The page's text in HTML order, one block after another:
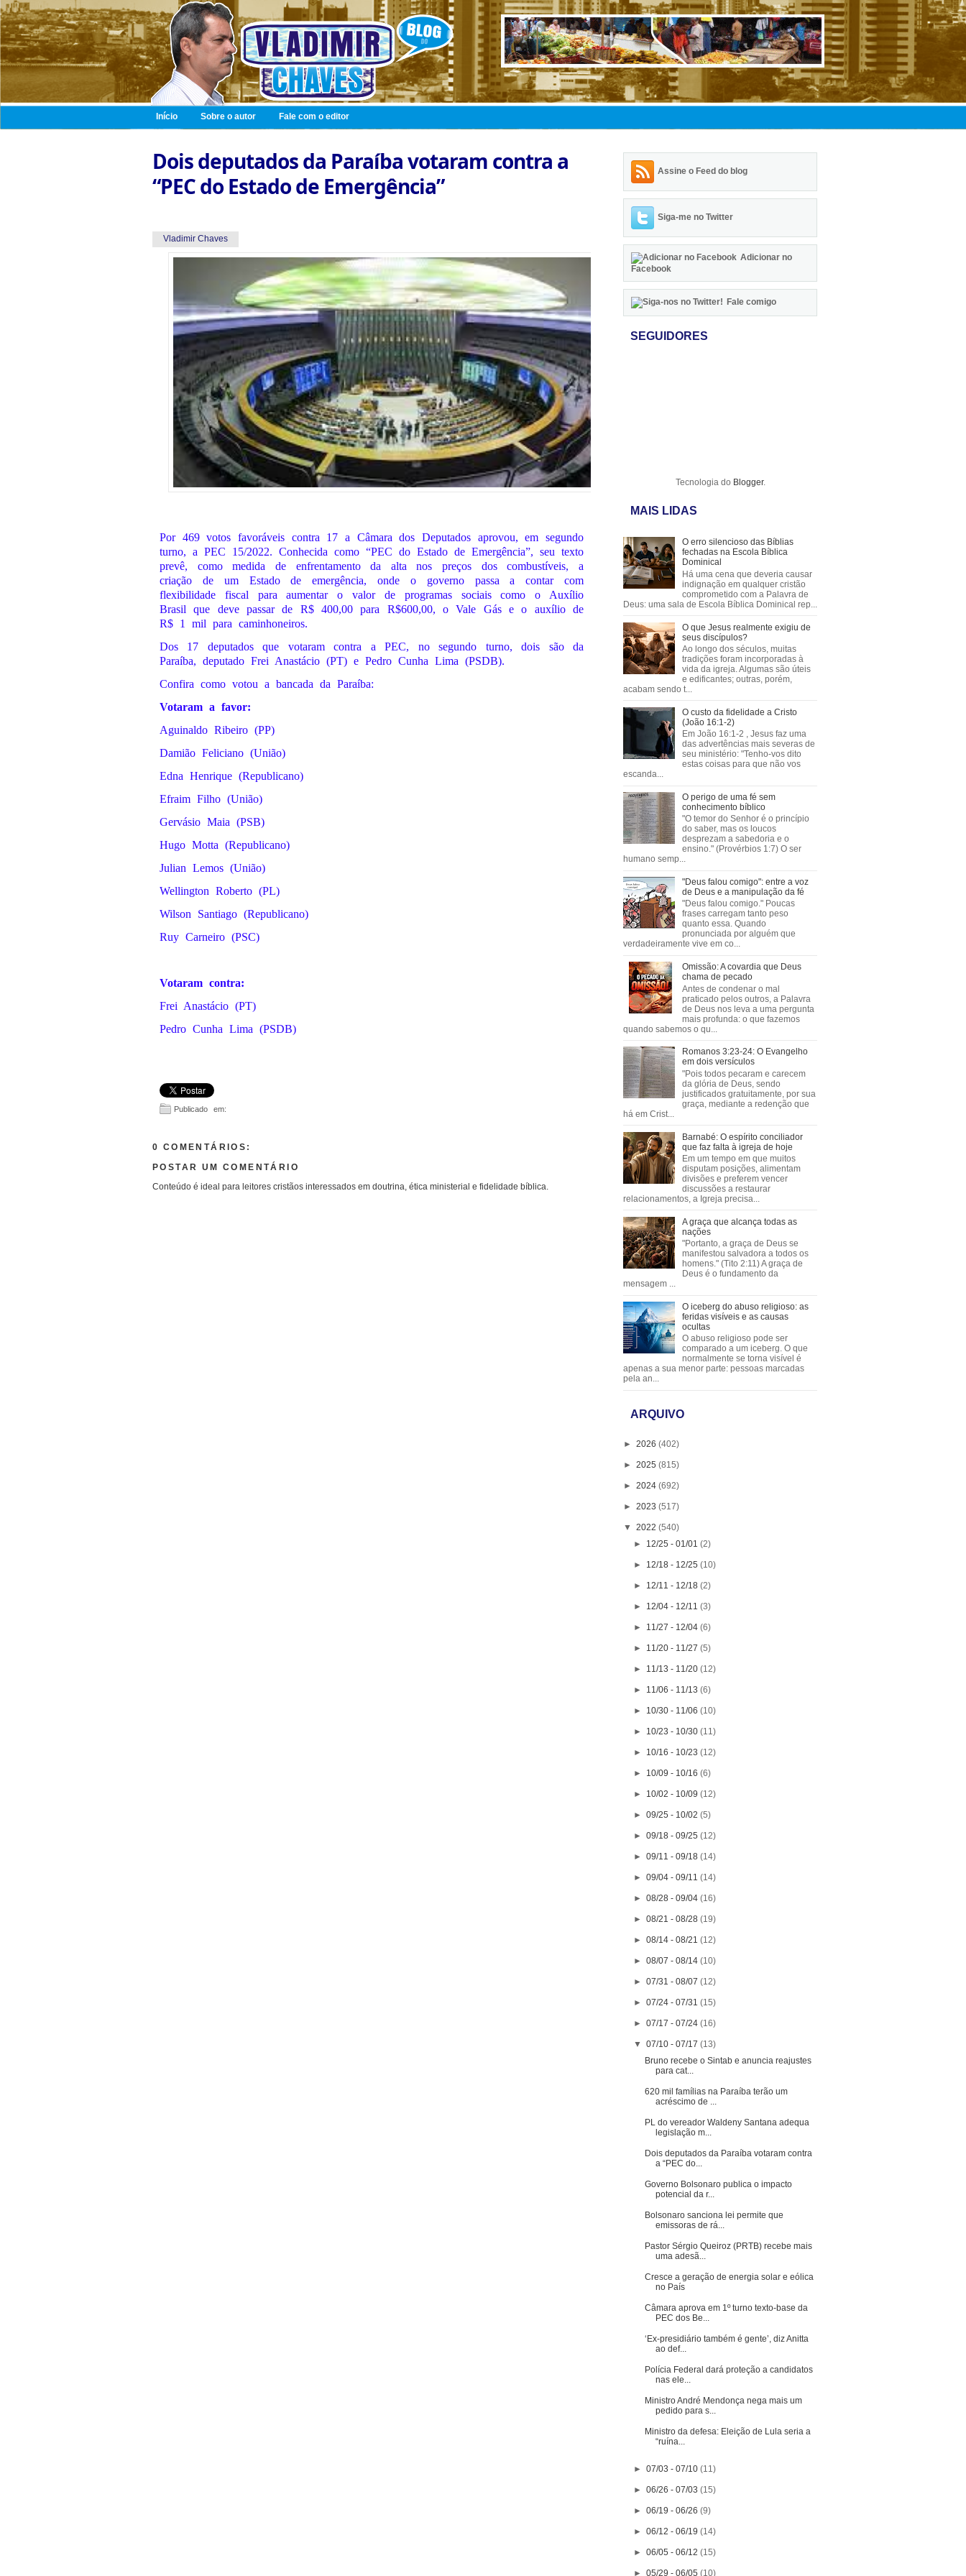
Início Sobre o autor Fale com o editor
Dois deputados da Paraíba votaram contra a
“PEC do Estado de Emergência”
Vladimir Chaves
Por 469 votos favoráveis contra 17 a Câmara dos Deputados aprovou, em segundo
turno, a PEC 15/2022. Conhecida como “PEC do Estado de Emergência”, seu texto
prevê, como medida de enfrentamento da alta nos preços dos combustíveis, a
criação de um Estado de emergência, onde o governo passa a contar com
flexibilidade fiscal para aumentar o valor de programas sociais como o Auxílio
Brasil que deve passar de R$ 400,00 para R$600,00, o Vale Gás e o auxílio de
R$ 1 mil para caminhoneiros.
Dos 17 deputados que votaram contra a PEC, no segundo turno, dois são da
Paraíba, deputado Frei Anastácio (PT) e Pedro Cunha Lima (PSDB).
Confira como votou a bancada da Paraíba:
Votaram a favor:
Aguinaldo Ribeiro (PP)
Damião Feliciano (União)
Edna Henrique (Republicano)
Efraim Filho (União)
Gervásio Maia (PSB)
Hugo Motta (Republicano)
Julian Lemos (União)
Wellington Roberto (PL)
Wilson Santiago (Republicano)
Ruy Carneiro (PSC)
Votaram contra:
Frei Anastácio (PT)
Pedro Cunha Lima (PSDB)
Publicado em:
0 COMENTÁRIOS:
POSTAR UM COMENTÁRIO
Conteúdo é ideal para leitores cristãos interessados em doutrina, ética ministerial e fidelidade bíblica.
Assine o Feed do blog
Siga-me no Twitter
Adicionar no
Facebook
Fale comigo
SEGUIDORES
Tecnologia do Blogger.
MAIS LIDAS
O erro silencioso das Bíblias
fechadas na Escola Bíblica
Dominical
Há uma cena que deveria causar
indignação em qualquer cristão
comprometido com a Palavra de
Deus: uma sala de Escola Bíblica Dominical rep...
O que Jesus realmente exigiu de
seus discípulos?
Ao longo dos séculos, muitas
tradições foram incorporadas à
vida da igreja. Algumas são úteis
e edificantes; outras, porém,
acabam sendo t...
O custo da fidelidade a Cristo
(João 16:1-2)
Em João 16:1-2 , Jesus faz uma
das advertências mais severas de
seu ministério: "Tenho-vos dito
estas coisas para que não vos
escanda...
O perigo de uma fé sem
conhecimento bíblico
"O temor do Senhor é o princípio
do saber, mas os loucos
desprezam a sabedoria e o
ensino." (Provérbios 1:7) O ser
humano semp...
"Deus falou comigo": entre a voz
de Deus e a manipulação da fé
"Deus falou comigo." Poucas
frases carregam tanto peso
quanto essa. Quando
pronunciada por alguém que
verdadeiramente vive em co...
Omissão: A covardia que Deus
chama de pecado
Antes de condenar o mal
praticado pelos outros, a Palavra
de Deus nos leva a uma pergunta
mais profunda: o que fazemos
quando sabemos o qu...
Romanos 3:23-24: O Evangelho
em dois versículos
"Pois todos pecaram e carecem
da glória de Deus, sendo
justificados gratuitamente, por sua
graça, mediante a redenção que
há em Crist...
Barnabé: O espírito conciliador
que faz falta à igreja de hoje
Em um tempo em que muitos
disputam posições, alimentam
divisões e preferem vencer
discussões a restaurar
relacionamentos, a Igreja precisa...
A graça que alcança todas as
nações
"Portanto, a graça de Deus se
manifestou salvadora a todos os
homens." (Tito 2:11) A graça de
Deus é o fundamento da
mensagem ...
O iceberg do abuso religioso: as
feridas visíveis e as causas
ocultas
O abuso religioso pode ser
comparado a um iceberg. O que
normalmente se torna visível é
apenas a sua menor parte: pessoas marcadas
pela an...
ARQUIVO
► 2026 (402)
► 2025 (815)
► 2024 (692)
► 2023 (517)
▼ 2022 (540)
► 12/25 - 01/01(2)
► 12/18 - 12/25(10)
► 12/11 - 12/18(2)
► 12/04 - 12/11(3)
► 11/27 - 12/04(6)
► 11/20 - 11/27(5)
► 11/13 - 11/20(12)
► 11/06 - 11/13(6)
► 10/30 - 11/06(10)
► 10/23 - 10/30(11)
► 10/16 - 10/23(12)
► 10/09 - 10/16(6)
► 10/02 - 10/09(12)
►09/25 - 10/02(5)
►09/18 - 09/25(12)
►09/11 - 09/18(14)
►09/04 - 09/11(14)
►08/28 - 09/04(16)
►08/21 - 08/28(19)
►08/14 - 08/21(12)
►08/07 - 08/14(10)
►07/31 - 08/07(12)
►07/24 - 07/31(15)
►07/17 - 07/24(16)
▼07/10 - 07/17(13)
Bruno recebe o Sintab e anuncia reajustes
para cat...
620 mil famílias na Paraíba terão um
acréscimo de ...
PL do vereador Waldeny Santana adequa
legislação m...
Dois deputados da Paraíba votaram contra
a “PEC do...
Governo Bolsonaro publica o impacto
potencial da r...
Bolsonaro sanciona lei permite que
emissoras de rá...
Pastor Sérgio Queiroz (PRTB) recebe mais
uma adesã...
Cresce a geração de energia solar e eólica
no País
Câmara aprova em 1º turno texto-base da
PEC dos Be...
‘Ex-presidiário também é gente’, diz Anitta
ao def...
Polícia Federal dará proteção a candidatos
nas ele...
Ministro André Mendonça nega mais um
pedido para s...
Ministro da defesa: Eleição de Lula seria a
“ruína...
►07/03 - 07/10(11)
►06/26 - 07/03(15)
►06/19 - 06/26(9)
►06/12 - 06/19(14)
►06/05 - 06/12(15)
►05/29 - 06/05(10)